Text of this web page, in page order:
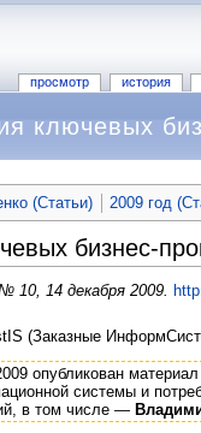
просмотр история
ключевых
(Статьи) 2009 год
бизнес-
10, 14 декабря 2009.
(Заказные
опубликован
системы и
в том числе —